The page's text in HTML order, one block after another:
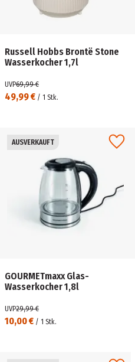
Russell Hobbs Brontë Stone
Wasserkocher 1,7l
49,99 € / 1 Stk.
UVP69,99 €
AUSVERKAUFT
GOURMETmaxx Glas-
Wasserkocher 1,8l
10,00 € / 1 Stk.
UVP29,99 €